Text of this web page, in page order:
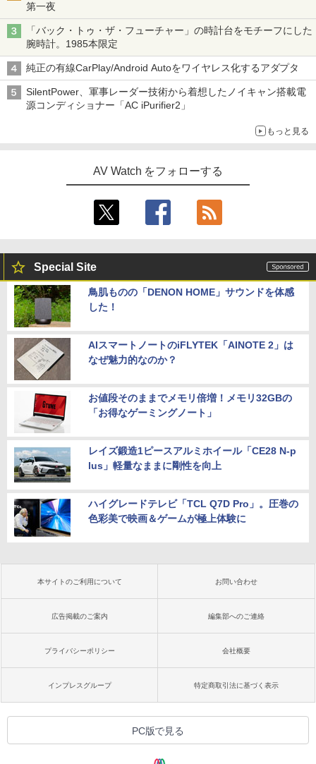
第一夜
「バック・トゥ・ザ・フューチャー」の時計台をモチーフにした
腕時計。1985本限定
純正の有線CarPlay/Android Autoをワイヤレス化するアダプタ
SilentPower、軍事レーダー技術から着想したノイキャン搭載電
源コンディショナー「AC iPurifier2」
もっと見る
AV Watch をフォローする
Special Site
鳥肌ものの「DENON HOME」サウンドを体感
した！
AIスマートノートのiFLYTEK「AINOTE 2」は
なぜ魅力的なのか？
お値段そのままでメモリ倍増！メモリ32GBの
「お得なゲーミングノート」
レイズ鍛造1ピースアルミホイール「CE28 N-p
lus」軽量なままに剛性を向上
ハイグレードテレビ「TCL Q7D Pro」。圧巻の
色彩美で映画＆ゲームが極上体験に
本サイトのご利用について お問い合わせ
広告掲載のご案内 編集部へのご連絡
プライバシーポリシー 会社概要
インプレスグループ 特定商取引法に基づく表示
PC版で見る